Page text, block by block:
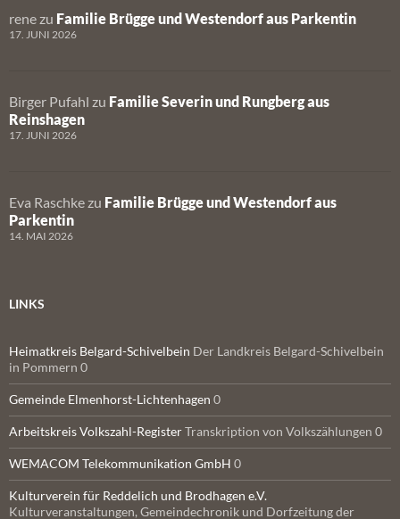
rene zu Familie Brügge und Westendorf aus Parkentin
17. JUNI 2026
Birger Pufahl zu Familie Severin und Rungberg aus
Reinshagen
17. JUNI 2026
Eva Raschke zu Familie Brügge und Westendorf aus
Parkentin
14. MAI 2026
LINKS
Heimatkreis Belgard-Schivelbein Der Landkreis Belgard-Schivelbein
in Pommern 0
Gemeinde Elmenhorst-Lichtenhagen 0
Arbeitskreis Volkszahl-RegisterTranskription von Volkszählungen 0
WEMACOM Telekommunikation GmbH 0
Kulturverein für Reddelich und Brodhagen e.V.
Kulturveranstaltungen, Gemeindechronik und Dorfzeitung der